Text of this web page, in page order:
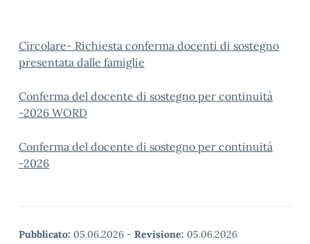
Circolare- Richiesta conferma docenti di sostegno
presentata dalle famiglie
Conferma del docente di sostegno per continuità
-2026 WORD
Conferma del docente di sostegno per continuità
-2026
Pubblicato: 05.06.2026 - Revisione: 05.06.2026